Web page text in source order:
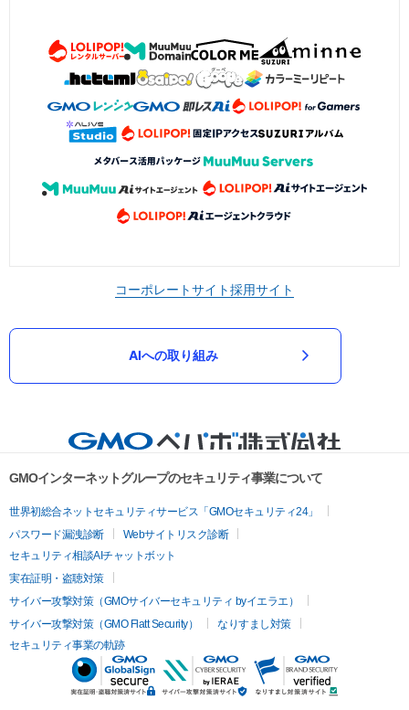
コーポレートサイト採用サイト
AIへの取り組み
GMOインターネットグループのセキュリティ事業について
世界初総合ネットセキュリティサービス「GMOセキュリティ24」
パスワード漏洩診断
Webサイトリスク診断
セキュリティ相談AIチャットボット
実在証明・盗聴対策
サイバー攻撃対策（GMOサイバーセキュリティ byイエラエ）
サイバー攻撃対策（GMO Flatt Security）
なりすまし対策
セキュリティ事業の軌跡